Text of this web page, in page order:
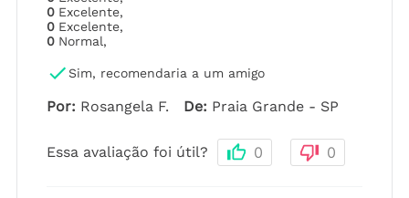
0 Excelente,
0 Excelente,
0 Normal,
Sim, recomendaria a um amigo
Por: Rosangela F. De: Praia Grande - SP
Essa avaliação foi útil? 0 0